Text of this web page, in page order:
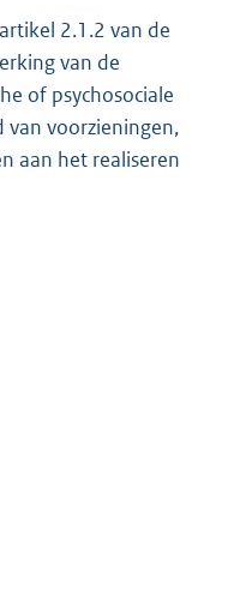
2.1.2 van de
van de
of psychosociale
voorzieningen,
aan het realiseren